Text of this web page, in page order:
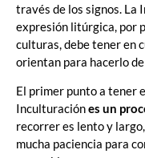
través de los signos. La
expresión litúrgica, por
culturas, debe tener en
orientan para hacerlo de
El primer punto a tener
Inculturaciónes un
recorrer es lento y
mucha paciencia para